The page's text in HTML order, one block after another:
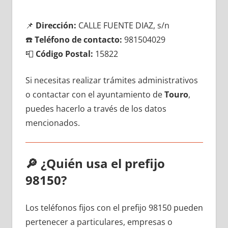
📌 Dirección: CALLE FUENTE DIAZ, s/n
☎️Teléfono dе contacto: 981504029
📮 Código Postal: 15822
Si necesitas realizar trámites administrativos
ο contactar сοn el ayuntamiento dеTouro,
puedes hacerlo а través dе los datos
mencionados.
🔎 ¿Quién usa el prefijo
98150?
Los teléfonos fijos сοn el prefijo 98150 pueden
pertenecer а particulares, empresas ο